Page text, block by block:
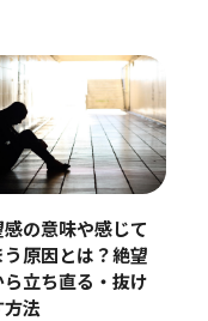
感の意味や感じて
う原因とは？絶望
ら立ち直る・抜け
方法